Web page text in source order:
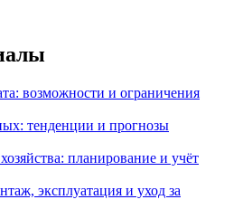
возможности и ограничения
тенденции и прогнозы
планирование и учёт
эксплуатация и уход за